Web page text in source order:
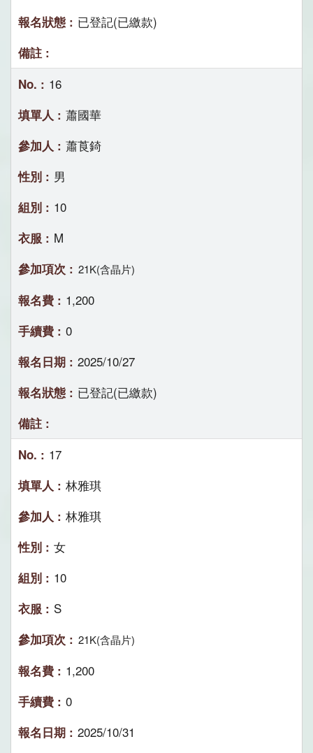
已登記(已繳款)
16
蕭國華
蕭莨錡
男
10
M
21K(含晶片)
1,200
0
2025/10/27
已登記(已繳款)
17
林雅琪
林雅琪
女
10
S
21K(含晶片)
1,200
0
2025/10/31